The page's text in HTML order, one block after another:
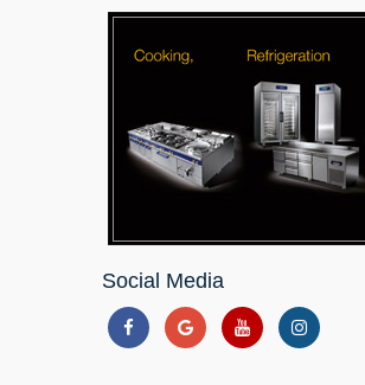
Social Media